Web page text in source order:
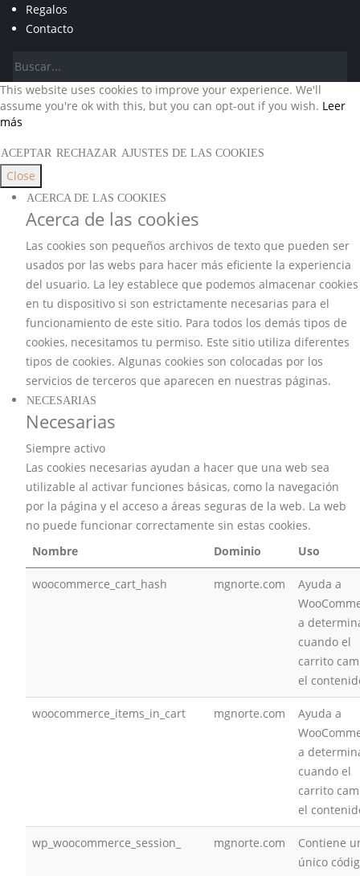
Regalos
Contacto
This website uses cookies to improve your experience. We'll
assume you're ok with this, but you can opt-out if you wish. Leer
más
ACEPTAR RECHAZAR AJUSTES DE LAS COOKIES
Close
ACERCA DE LAS COOKIES
Acerca de las cookies
Las cookies son pequeños archivos de texto que pueden ser
usados por las webs para hacer más eficiente la experiencia
del usuario. La ley establece que podemos almacenar cookies
en tu dispositivo si son estrictamente necesarias para el
funcionamiento de este sitio. Para todos los demás tipos de
cookies, necesitamos tu permiso. Este sitio utiliza diferentes
tipos de cookies. Algunas cookies son colocadas por los
servicios de terceros que aparecen en nuestras páginas.
NECESARIAS
Necesarias
Siempre activo
Las cookies necesarias ayudan a hacer que una web sea
utilizable al activar funciones básicas, como la navegación
por la página y el acceso a áreas seguras de la web. La web
no puede funcionar correctamente sin estas cookies.
Nombre
Dominio Uso
woocommerce_cart_hash mgnorte.com
Ayuda a
a
cuando el
carrito
el
woocommerce_items_in_cart mgnorte.com
Ayuda a
a
cuando el
carrito
el
wp_woocommerce_session_ mgnorte.com
Contiene
único